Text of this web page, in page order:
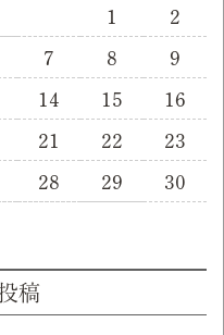
1
2
7 8
9
14 15
16
21 22
23
28 29
30
稿